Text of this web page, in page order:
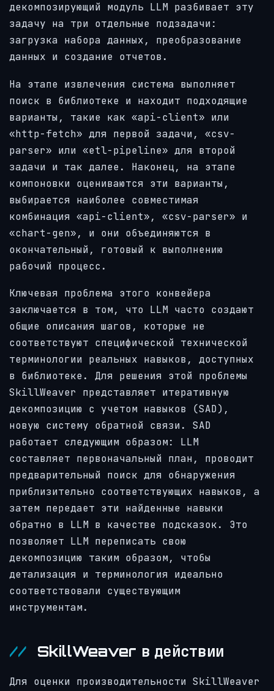
декомпозирующий модуль LLM разбивает эту
задачу на три отдельные подзадачи:
загрузка набора данных, преобразование
данных и создание отчетов.
На этапе извлечения система выполняет
поиск в библиотеке и находит подходящие
варианты, такие как «api-client» или
«http-fetch» для первой задачи, «csv-
parser» или «etl-pipeline» для второй
задачи и так далее. Наконец, на этапе
компоновки оцениваются эти варианты,
выбирается наиболее совместимая
комбинация «api-client», «csv-parser» и
«chart-gen», и они объединяются в
окончательный, готовый к выполнению
рабочий процесс.
Ключевая проблема этого конвейера
заключается в том, что LLM часто создают
общие описания шагов, которые не
соответствуют специфической технической
терминологии реальных навыков, доступных
в библиотеке. Для решения этой проблемы
SkillWeaver представляет итеративную
декомпозицию с учетом навыков (SAD),
новую систему обратной связи. SAD
работает следующим образом: LLM
составляет первоначальный план, проводит
предварительный поиск для обнаружения
приблизительно соответствующих навыков, а
затем передает эти найденные навыки
обратно в LLM в качестве подсказок. Это
позволяет LLM переписать свою
декомпозицию таким образом, чтобы
детализация и терминология идеально
соответствовали существующим
инструментам.
SkillWeaver в действии
Для оценки производительности SkillWeaver